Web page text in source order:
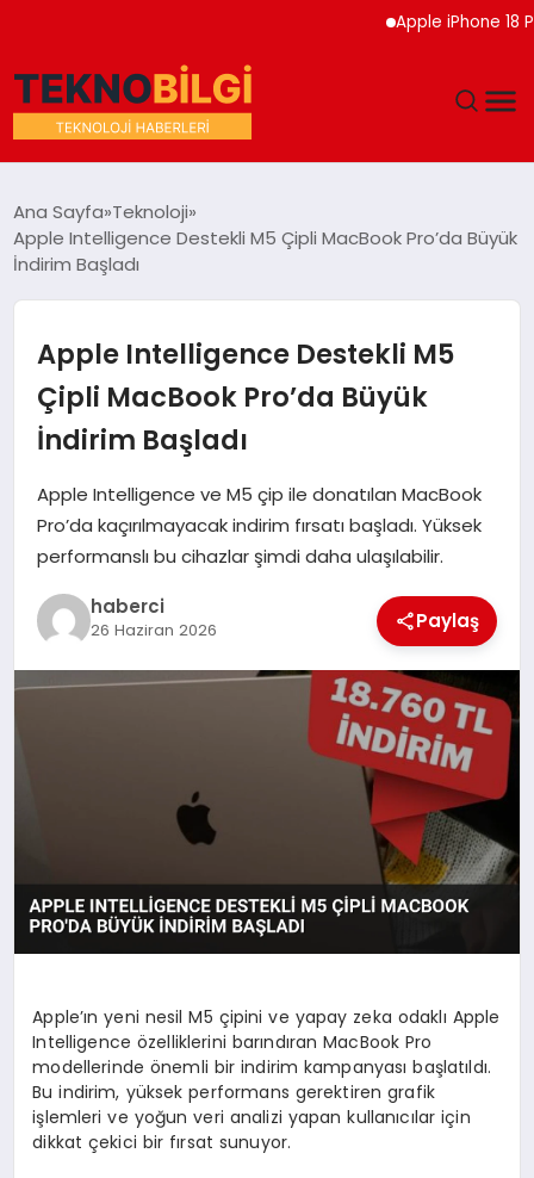
Apple iPhone 18 Pro
DÜNYA
EKONOMI
MAGAZIN
SAĞLIK
SIYASET
SPOR
TEKNOLOJI
Ana Sayfa Teknoloji
Apple Intelligence Destekli M5 Çipli MacBook Pro’da Büyük
İndirim Başladı
Apple Intelligence Destekli M5
Çipli MacBook Pro’da Büyük
İndirim Başladı
Apple Intelligence ve M5 çip ile donatılan MacBook
Pro’da kaçırılmayacak indirim fırsatı başladı. Yüksek
performanslı bu cihazlar şimdi daha ulaşılabilir.
haberci
26 Haziran 2026 Paylaş
Apple’ın yeni nesil M5 çipini ve yapay zeka odaklı Apple
Intelligence özelliklerini barındıran MacBook Pro
modellerinde önemli bir indirim kampanyası başlatıldı.
Bu indirim, yüksek performans gerektiren grafik
işlemleri ve yoğun veri analizi yapan kullanıcılar için
dikkat çekici bir fırsat sunuyor.